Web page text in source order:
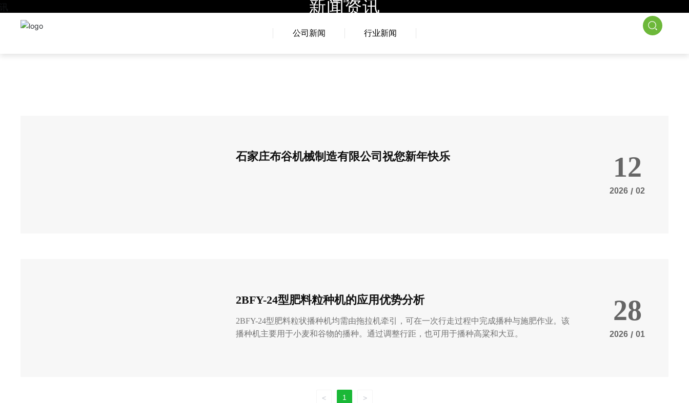
新闻资讯
公司新闻 行业新闻
石家庄布谷机械制造有限公司祝您新年快乐 12
2026 / 02
2BFY-24型肥料粒种机的应用优势分析
2BFY-24型肥料粒状播种机均需由拖拉机牵引，可在一次行走过程中完成播种与施肥作业。该
播种机主要用于小麦和谷物的播种。通过调整行距，也可用于播种高粱和大豆。
28
2026 / 01
< 1 >